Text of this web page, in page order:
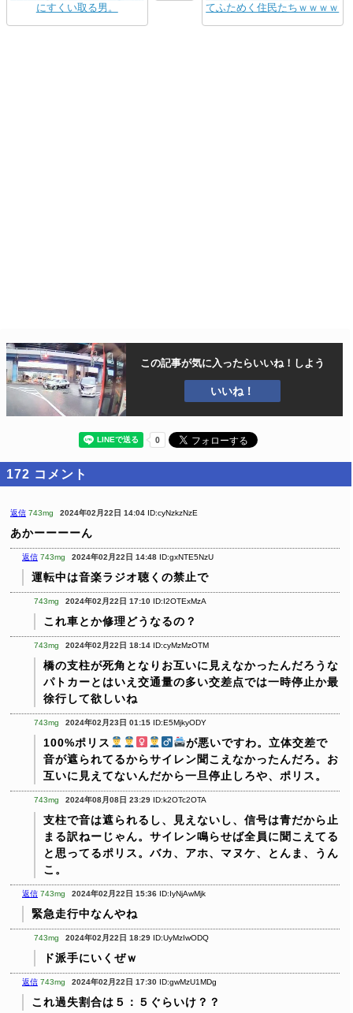
にすくい取る男。
てふためく住民たちｗｗｗｗ
この記事が気に入ったらいいね！しよう
いいね！
172 コメント
返信 743mg 2024年02月22日 14:04 ID:cyNzkzNzE
あかーーーーん
返信 743mg 2024年02月22日 14:48 ID:gxNTE5NzU
運転中は音楽ラジオ聴くの禁止で
743mg 2024年02月22日 17:10 ID:I2OTExMzA
これ車とか修理どうなるの？
743mg 2024年02月22日 18:14 ID:cyMzMzOTM
橋の支柱が死角となりお互いに見えなかったんだろうな
パトカーとはいえ交通量の多い交差点では一時停止か最
徐行して欲しいね
743mg 2024年02月23日 01:15 ID:E5MjkyODY
100%ポリス
が悪いですわ。立体交差で
音が遮られてるからサイレン聞こえなかったんだろ。お
互いに見えてないんだから一旦停止しろや、ポリス。
743mg 2024年08月08日 23:29 ID:k2OTc2OTA
支柱で音は遮られるし、見えないし、信号は青だから止
まる訳ねーじゃん。サイレン鳴らせば全員に聞こえてる
と思ってるポリス。バカ、アホ、マヌケ、とんま、うん
こ。
返信 743mg 2024年02月22日 15:36 ID:IyNjAwMjk
緊急走行中なんやね
743mg 2024年02月22日 18:29 ID:UyMzIwODQ
ド派手にいくぜｗ
返信 743mg 2024年02月22日 17:30 ID:gwMzU1MDg
これ過失割合は５：５ぐらいけ？？